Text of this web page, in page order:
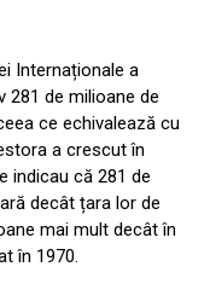
Internaționale a
281 de milioane de
ce echivalează cu
a crescut în
indicau că 281 de
decât țara lor de
mai mult decât în
în 1970.